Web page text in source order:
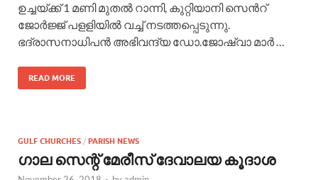
ഉച്ചയ്ക്ക് 1 മണി മുതല്‍ റാന്നി, കുറ്റിയാനി സെന്‍റ്
ജോര്‍ജ്ജ് പളളിയില്‍ വച്ച് നടത്തപ്പെടുന്നു.
ഭദ്രാസനാധിപന്‍ അഭിവന്ദ്യ ഡോ.ജോഷ്വാ മാര്‍ …
READ MORE
GULF CHURCHES / PARISH NEWS
ഗാല സെന്റ്‌ മേരീസ് ദേവാലയ കൂദാശ